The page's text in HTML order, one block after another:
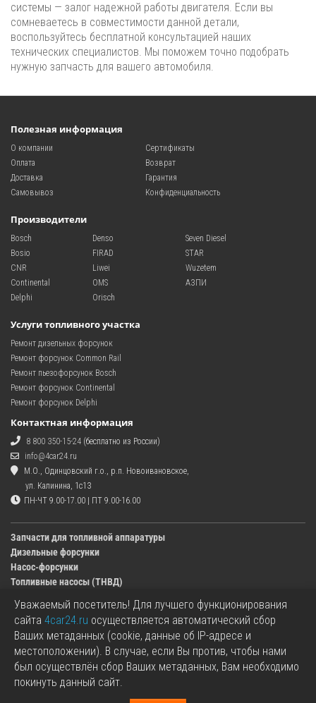
системы — залог надежной работы двигателя. Если вы
сомневаетесь в совместимости данной детали,
воспользуйтесь бесплатной консультацией наших
технических специалистов. Мы поможем точно подобрать
нужную запчасть для вашего автомобиля.
Полезная информация
О компании
Оплата
Доставка
Самовывоз
Сертификаты
Возврат
Гарантия
Конфиденциальность
Производители
Bosch
Bosio
CNR
Continental
Delphi
Denso
FIRAD
Liwei
OMS
Orisch
Seven Diesel
STAR
Wuzetem
АЗПИ
Услуги топливного участка
Ремонт дизельных форсунок
Ремонт форсунок Common Rail
Ремонт пьезофорсунок Bosch
Ремонт форсунок Continental
Ремонт форсунок Delphi
Контактная информация
8 800 350-15-24 (бесплатно из России)
info@4car24.ru
М.О., Одинцовский г.о., р.п. Новоивановское,
ул. Калинина, 1с13
ПН-ЧТ 9.00-17.00 | ПТ 9.00-16.00
Запчасти для топливной аппаратуры
Дизельные форсунки
Насос-форсунки
Топливные насосы (ТНВД)
Изображения деталей, представленных в каталоге на сайте, могут отличаться от
оригиналов.
Информация о цене запчасти, указанная в каталоге на сайте, может отличаться от
фактической к моменту оформления заказа.
Все используемые товарные знаки являются собственностью их владельцев.
Названия марок, бренды и логотипы используются исключительно в
Уважаемый посетитель! Для лучшего функционирования
сайта 4car24.ru осуществляется автоматический сбор
Ваших метаданных (cookie, данные об IP-адресе и
местоположении). В случае, если Вы против, чтобы нами
был осуществлён сбор Ваших метаданных, Вам необходимо
покинуть данный сайт.